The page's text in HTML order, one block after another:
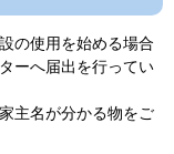
の使用を始める場合
ーへ届出を行ってい
主名が分かる物をご